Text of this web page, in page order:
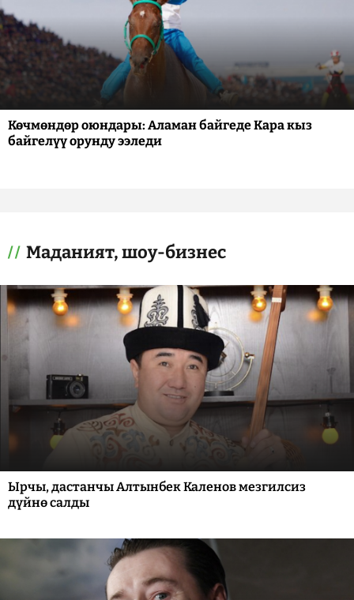
Көчмөндөр оюндары: Аламан байгеде Кара кыз
байгелүү орунду ээледи
Маданият, шоу-бизнес
Ырчы, дастанчы Алтынбек Каленов мезгилсиз
дүйнө салды